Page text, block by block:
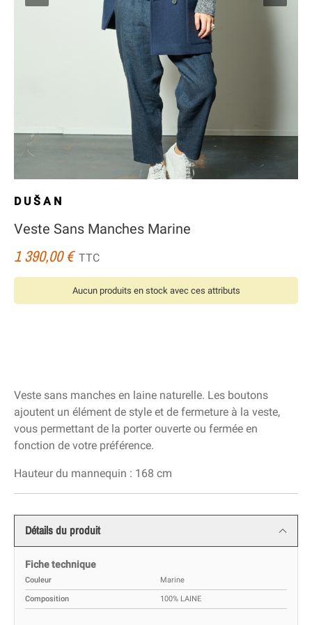
DUŠAN
Veste Sans Manches Marine
1 390,00 €TTC
Aucun produits en stock avec ces attributs
Veste sans manches en laine naturelle. Les boutons
ajoutent un élément de style et de fermeture à la veste,
vous permettant de la porter ouverte ou fermée en
fonction de votre préférence.
Hauteur du mannequin : 168 cm
Détails du produit
Fiche technique
Couleur Marine
Composition 100% LAINE